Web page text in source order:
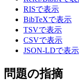
RISで表示
BibTeXで表示
TSVで表示
CSVで表示
JSON-LDで表示
問題の指摘